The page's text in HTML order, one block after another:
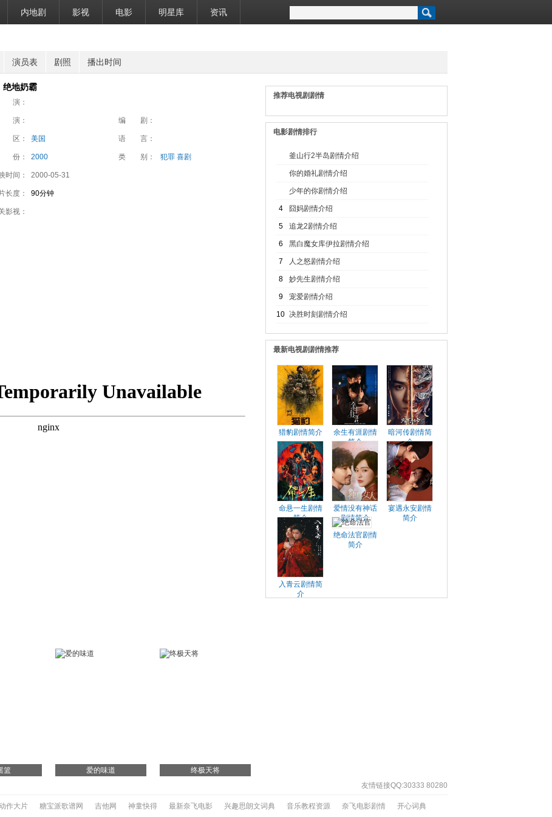
内地剧 影视 电影 明星库 资讯
演员表 剧照 播出时间
绝地奶霸
演：
演： 编 剧：
区： 美国 语 言：
份： 2000 类 别： 犯罪 喜剧
时间： 2000-05-31
长度： 90分钟
影视：
篮 爱的味道 终极天将
推荐电视剧剧情
电影剧情排行
釜山行2半岛剧情介绍
你的婚礼剧情介绍
少年的你剧情介绍
4 囧妈剧情介绍
5 追龙2剧情介绍
6 黑白魔女库伊拉剧情介绍
7 人之怒剧情介绍
8 妙先生剧情介绍
9 宠爱剧情介绍
10 决胜时刻剧情介绍
最新电视剧剧情推荐
猎豹剧情简介
余生有涯剧情
简介
暗河传剧情简
介
命悬一生剧情
简介
爱情没有神话
剧情简介
宴遇永安剧情
简介
入青云剧情简
介
绝命法官剧情
简介
友情链接QQ:30333 80280
作大片 糖宝派歌谱网 吉他网 神童快得 最新奈飞电影 兴趣思朗文词典 音乐教程资源 奈飞电影剧情
开心词典